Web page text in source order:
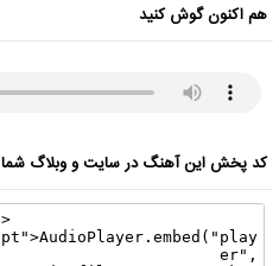
هم اکنون گوش کنید
کد پخش این آهنگ در سایت و وبلاگ شما